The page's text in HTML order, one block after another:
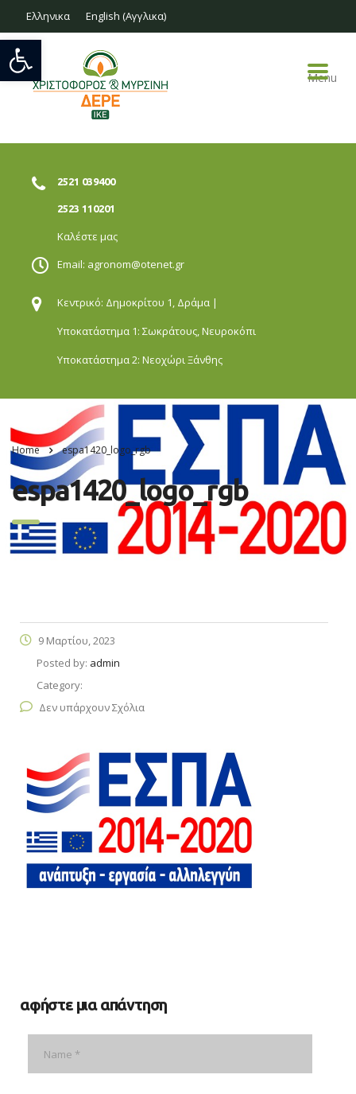
Ανοίξτε τη γραμμή εργαλείων
Ελληνικα English (Αγγλικα)
Menu
2521 039400
2523 110201
Καλέστε μας
Email: agronom@otenet.gr
Κεντρικό: Δημοκρίτου 1, Δράμα |
Υποκατάστημα 1: Σωκράτους,Νευροκόπι
Υποκατάστημα 2: ΝεοχώριΞάνθης
Home espa1420_logo_rgb
espa1420_logo_rgb
9 Μαρτίου, 2023
Posted by: admin
Category:
Δεν υπάρχουν Σχόλια
αφήστε μια απάντηση